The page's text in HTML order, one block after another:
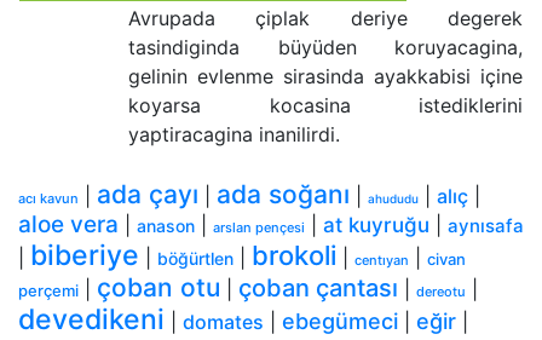
Avrupada çiplak deriye degerek
tasindiginda büyüden koruyacagina,
gelinin evlenme sirasinda ayakkabisi içine
koyarsa kocasina istediklerini
yaptiracagina inanilirdi.
acı kavun ada çayı ada soğanı ahududu alıç
aloe vera anason arslan pençesi at kuyruğu aynısafa
biberiye böğürtlen brokoli centıyan
civan
perçemi
çoban otu çoban çantası dereotu
devedikeni domates ebegümeci eğir